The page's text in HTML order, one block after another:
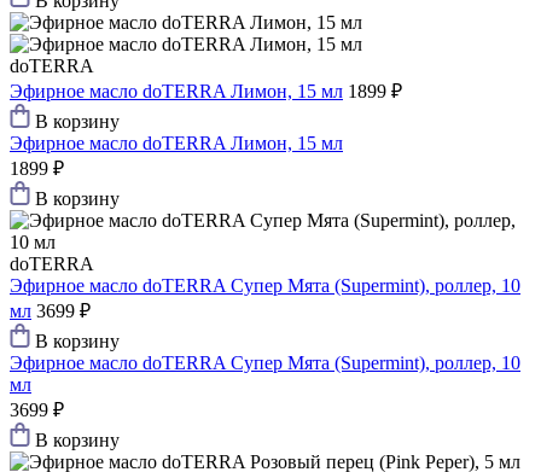
doTERRA
Эфирное масло doTERRA Лимон, 15 мл 1899 ₽
В корзину
Эфирное масло doTERRA Лимон, 15 мл
1899 ₽
В корзину
doTERRA
Эфирное масло doTERRA Супер Мята (Supermint), роллер, 10
мл 3699 ₽
В корзину
Эфирное масло doTERRA Супер Мята (Supermint), роллер, 10
мл
3699 ₽
В корзину